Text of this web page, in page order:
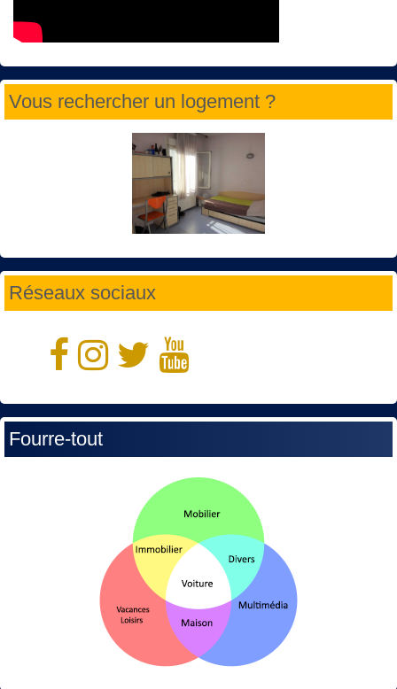
Vous rechercher un logement ?
Réseaux sociaux
Fourre-tout